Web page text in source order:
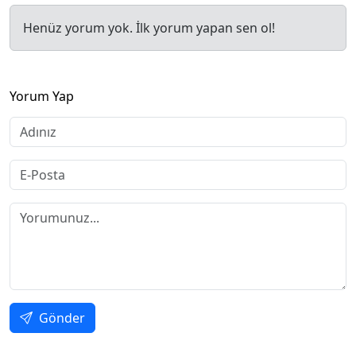
Henüz yorum yok. İlk yorum yapan sen ol!
Yorum Yap
Gönder